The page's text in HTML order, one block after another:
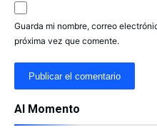
Guarda mi nombre, correo
próxima vez que comente.
Al Momento